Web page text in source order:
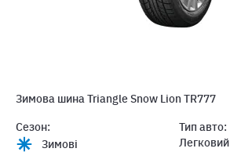
Зимова шина Triangle Snow Lion TR777
Сезон:
Зимові
Тип авто:
Легковий